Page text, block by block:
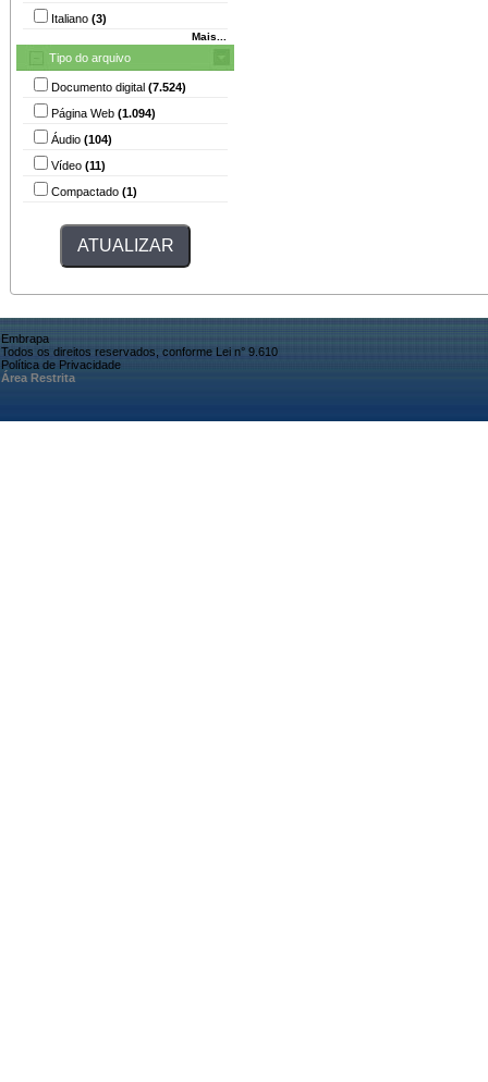
Italiano (3)
Mais...
Tipo do arquivo
Documento digital (7.524)
Página Web (1.094)
Áudio (104)
Vídeo (11)
Compactado (1)
Embrapa
Todos os direitos reservados, conforme Lei n° 9.610
Política de Privacidade
Área Restrita